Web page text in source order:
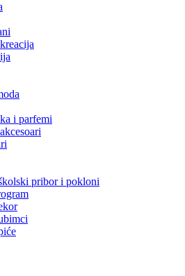
i parfemi
pribor i pokloni